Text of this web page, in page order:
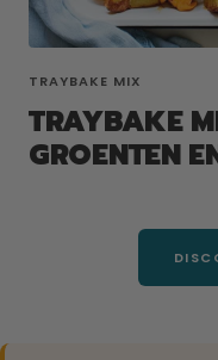
TRAYBAKE MIX
TRAYBAKE
GROENTEN